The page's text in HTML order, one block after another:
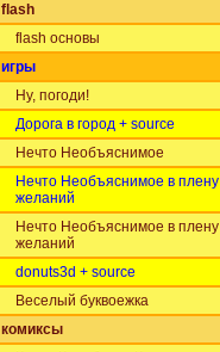
flash
flash основы
игры
Ну, погоди!
Дорога в город + source
Нечто Необъяснимое
Нечто Необъяснимое в плену
желаний
Нечто Необъяснимое в плену
желаний
donuts3d + source
Веселый буквоежка
комиксы